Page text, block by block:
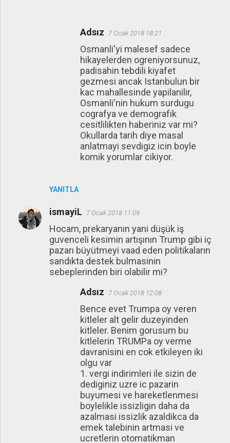
YANITLA
Adsız 7 Ocak 2018 18:21
Osmanli'yi malesef sadece
hikayelerden ogreniyorsunuz,
padisahin tebdili kiyafet
gezmesi ancak Istanbulun bir
kac mahallesinde yapilanilir,
Osmanli'nin hukum surdugu
cografya ve demografik
cesitlilikten haberiniz var mi?
Okullarda tarih diye masal
anlatmayi sevdigiz icin boyle
komik yorumlar cikiyor.
ismayiL 7 Ocak 2018 11:09
Hocam, prekaryanın yani düşük iş
guvenceli kesimin artışının Trump gibi iç
pazarı büyütmeyi vaad eden politikaların
sandıkta destek bulmasinin
sebeplerinden biri olabilir mi?
Adsız
7 Ocak 2018 12:08
Bence evet Trumpa oy veren
kitleler alt gelir duzeyinden
kitleler. Benim gorusum bu
kitlelerin TRUMPa oy verme
davranisini en cok etkileyen iki
olgu var
1. vergi indirimleri ile sizin de
dediginiz uzre ic pazarin
buyumesi ve hareketlenmesi
boylelikle issizligin daha da
azalmasi issizlik azaldikca da
emek talebinin artmasi ve
ucretlerin otomatikman